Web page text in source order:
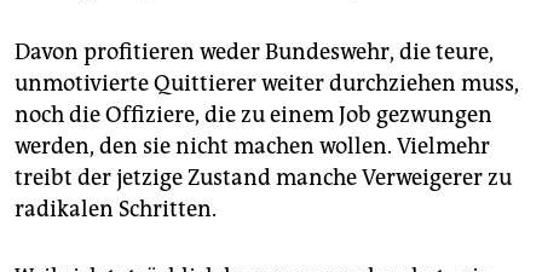
Davon profitieren weder Bundeswehr, die teure,
unmotivierte Quittierer weiter durchziehen muss,
noch die Offiziere, die zu einem Job gezwungen
werden, den sie nicht machen wollen. Vielmehr
treibt der jetzige Zustand manche Verweigerer zu
radikalen Schritten.